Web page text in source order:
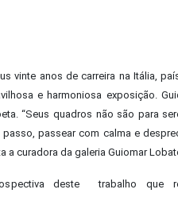
vinte anos de carreira na Itália,
e harmoniosa exposição.
“Seus quadros não são para
passear com calma e
a curadora da galeria Guiomar
deste trabalho que